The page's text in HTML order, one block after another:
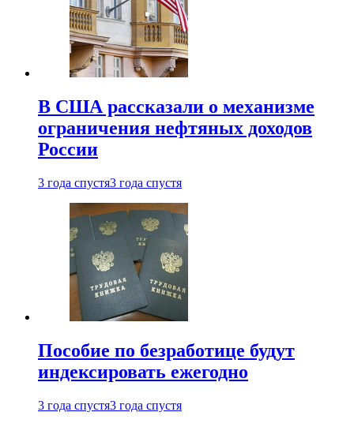
В США рассказали о механизме
ограничения нефтяных доходов
России
3 года спустя3 года спустя
Пособие по безработице будут
индексировать ежегодно
3 года спустя3 года спустя